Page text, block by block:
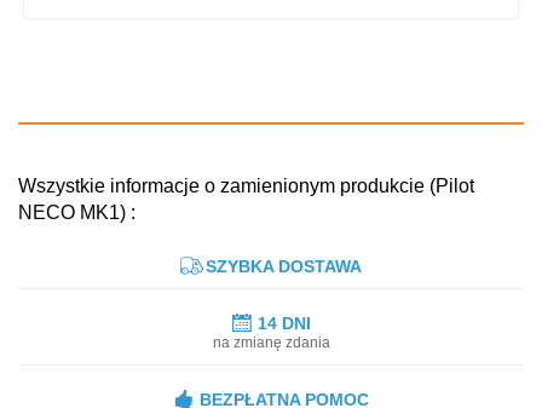
Wszystkie informacje o zamienionym produkcie (Pilot
NECO MK1) :
SZYBKA DOSTAWA
14 DNI
na zmianę zdania
BEZPŁATNA POMOC